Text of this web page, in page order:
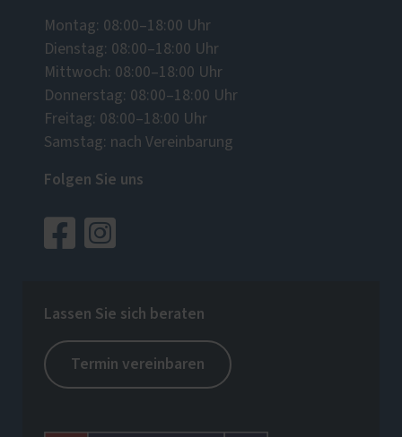
Montag: 08:00–18:00 Uhr
Dienstag: 08:00–18:00 Uhr
Mittwoch: 08:00–18:00 Uhr
Donnerstag: 08:00–18:00 Uhr
Freitag: 08:00–18:00 Uhr
Samstag: nach Vereinbarung
Folgen Sie uns
Lassen Sie sich beraten
Termin vereinbaren